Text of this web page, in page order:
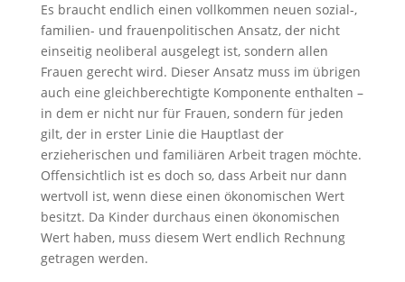
Es braucht endlich einen vollkommen neuen sozial-,
familien- und frauenpolitischen Ansatz, der nicht
einseitig neoliberal ausgelegt ist, sondern allen
Frauen gerecht wird. Dieser Ansatz muss im übrigen
auch eine gleichberechtigte Komponente enthalten –
in dem er nicht nur für Frauen, sondern für jeden
gilt, der in erster Linie die Hauptlast der
erzieherischen und familiären Arbeit tragen möchte.
Offensichtlich ist es doch so, dass Arbeit nur dann
wertvoll ist, wenn diese einen ökonomischen Wert
besitzt. Da Kinder durchaus einen ökonomischen
Wert haben, muss diesem Wert endlich Rechnung
getragen werden.